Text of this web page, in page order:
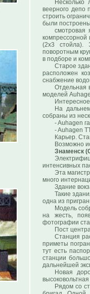
Несколько
веерного депо
строить
были
смотровая
компрессорной
(2х3 стойла).
поворотным
в подборе и
Старое
расположен
снабжение
Отдельная
моделей
На
собраны из
- Auhagen
- Auhagen
Карьер.
Возможно
Знаменск
интенсивных
Эта
много
Здание
Такие
одна из
Модель
на жесть,
фотографии
Пост
Станция
приметы
тут есть
станции
дальнейшей
Новая
Рядом со